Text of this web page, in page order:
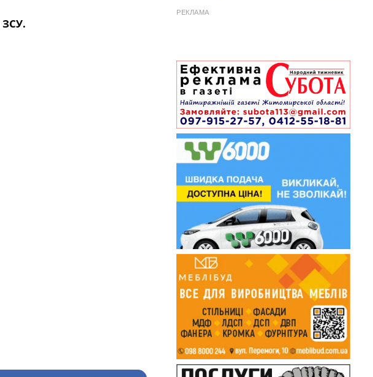
ЗСУ.
РЕКЛАМА